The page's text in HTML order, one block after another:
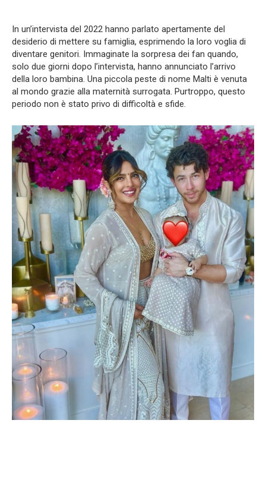
In un’intervista del 2022 hanno parlato apertamente del
desiderio di mettere su famiglia, esprimendo la loro voglia di
diventare genitori. Immaginate la sorpresa dei fan quando,
solo due giorni dopo l’intervista, hanno annunciato l’arrivo
della loro bambina. Una piccola peste di nome Malti è venuta
al mondo grazie alla maternità surrogata. Purtroppo, questo
periodo non è stato privo di difficoltà e sfide.